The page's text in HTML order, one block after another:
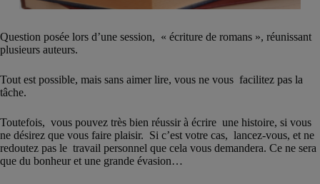
Question posée lors d’une session, « écriture de romans », réunissant
plusieurs auteurs.
Tout est possible, mais sans aimer lire, vous ne vous facilitez pas la
tâche.
Toutefois, vous pouvez très bien réussir à écrire une histoire, si vous
ne désirez que vous faire plaisir. Si c’est votre cas, lancez-vous, et ne
redoutez pas le travail personnel que cela vous demandera. Ce ne sera
que du bonheur et une grande évasion…